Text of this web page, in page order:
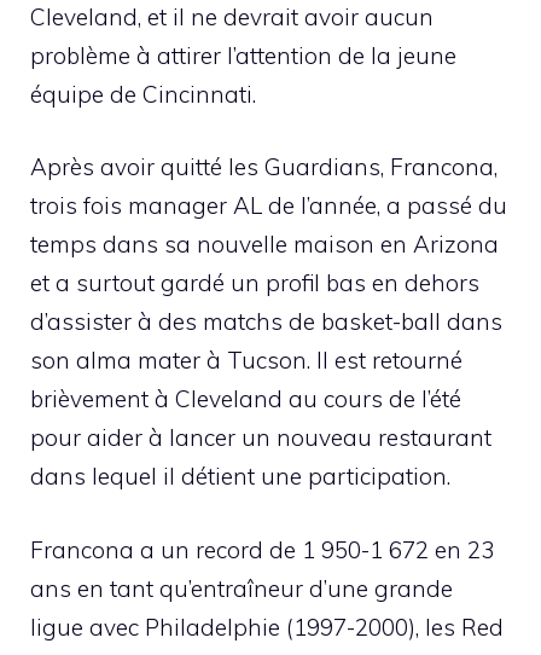
Cleveland, et il ne devrait avoir aucun
problème à attirer l’attention de la jeune
équipe de Cincinnati.
Après avoir quitté les Guardians, Francona,
trois fois manager AL de l’année, a passé du
temps dans sa nouvelle maison en Arizona
et a surtout gardé un profil bas en dehors
d’assister à des matchs de basket-ball dans
son alma mater à Tucson. Il est retourné
brièvement à Cleveland au cours de l’été
pour aider à lancer un nouveau restaurant
dans lequel il détient une participation.
Francona a un record de 1 950-1 672 en 23
ans en tant qu’entraîneur d’une grande
ligue avec Philadelphie (1997-2000), les Red